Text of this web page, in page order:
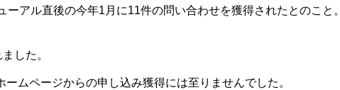
ーアル直後の今年1 月に11件の問い合わせを獲得されたとのこと。
した。
ムページからの申し込み獲得には至りませんでした。